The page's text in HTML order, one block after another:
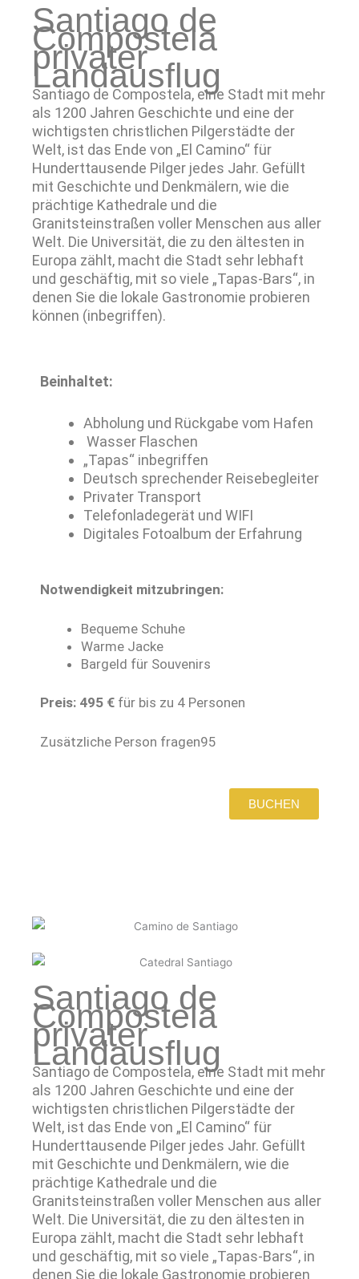
Santiago de
Compostela
privater
Landausflug
Santiago de Compostela, eine Stadt mit mehr
als 1200 Jahren Geschichte und eine der
wichtigsten christlichen Pilgerstädte der
Welt, ist das Ende von „El Camino“ für
Hunderttausende Pilger jedes Jahr. Gefüllt
mit Geschichte und Denkmälern, wie die
prächtige Kathedrale und die
Granitsteinstraßen voller Menschen aus aller
Welt. Die Universität, die zu den ältesten in
Europa zählt, macht die Stadt sehr lebhaft
und geschäftig, mit so viele „Tapas-Bars“, in
denen Sie die lokale Gastronomie probieren
können (inbegriffen).
Beinhaltet:
Abholung und Rückgabe vom Hafen
Wasser Flaschen
„Tapas“ inbegriffen
Deutsch sprechender Reisebegleiter
Privater Transport
Telefonladegerät und WIFI
Digitales Fotoalbum der Erfahrung
Notwendigkeit mitzubringen:
Bequeme Schuhe
Warme Jacke
Bargeld für Souvenirs
Preis: 495 € für bis zu 4 Personen
Zusätzliche Person fragen95
BUCHEN
Santiago de
Compostela
privater
Landausflug
Santiago de Compostela, eine Stadt mit mehr
als 1200 Jahren Geschichte und eine der
wichtigsten christlichen Pilgerstädte der
Welt, ist das Ende von „El Camino“ für
Hunderttausende Pilger jedes Jahr. Gefüllt
mit Geschichte und Denkmälern, wie die
prächtige Kathedrale und die
Granitsteinstraßen voller Menschen aus aller
Welt. Die Universität, die zu den ältesten in
Europa zählt, macht die Stadt sehr lebhaft
und geschäftig, mit so viele „Tapas-Bars“, in
denen Sie die lokale Gastronomie probieren